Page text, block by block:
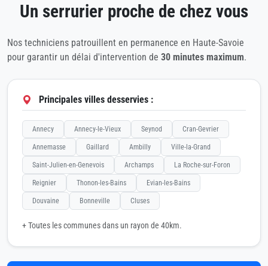
Un serrurier proche de chez vous
Nos techniciens patrouillent en permanence en Haute-Savoie
pour garantir un délai d'intervention de 30 minutes maximum.
Principales villes desservies :
Annecy Annecy-le-Vieux Seynod Cran-Gevrier
Annemasse Gaillard Ambilly Ville-la-Grand
Saint-Julien-en-Genevois Archamps La Roche-sur-Foron
Reignier Thonon-les-Bains Evian-les-Bains
Douvaine Bonneville Cluses
+ Toutes les communes dans un rayon de 40km.